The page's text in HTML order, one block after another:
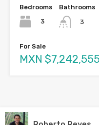
Bedrooms
3
Bathrooms
3
For Sale
MXN $7,242,555